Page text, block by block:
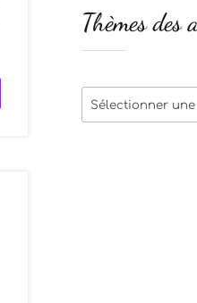
Thèmes des
Thèmes
des